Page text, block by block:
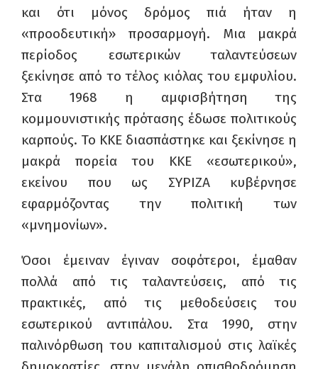
και ότι μόνος δρόμος πιά ήταν η
«προοδευτική» προσαρμογή. Μια μακρά
περίοδος εσωτερικών ταλαντεύσεων
ξεκίνησε από το τέλος κιόλας του εμφυλίου.
Στα 1968 η αμφισβήτηση της
κομμουνιστικής πρότασης έδωσε πολιτικούς
καρπούς. Το ΚΚΕ διασπάστηκε και ξεκίνησε η
μακρά πορεία του ΚΚΕ «εσωτερικού»,
εκείνου που ως ΣΥΡΙΖΑ κυβέρνησε
εφαρμόζοντας την πολιτική των
«μνημονίων».
Όσοι έμειναν έγιναν σοφότεροι, έμαθαν
πολλά από τις ταλαντεύσεις, από τις
πρακτικές, από τις μεθοδεύσεις του
εσωτερικού αντιπάλου. Στα 1990, στην
παλινόρθωση του καπιταλισμού στις λαϊκές